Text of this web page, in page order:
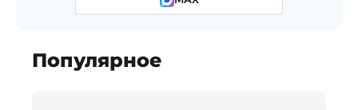
Популярное